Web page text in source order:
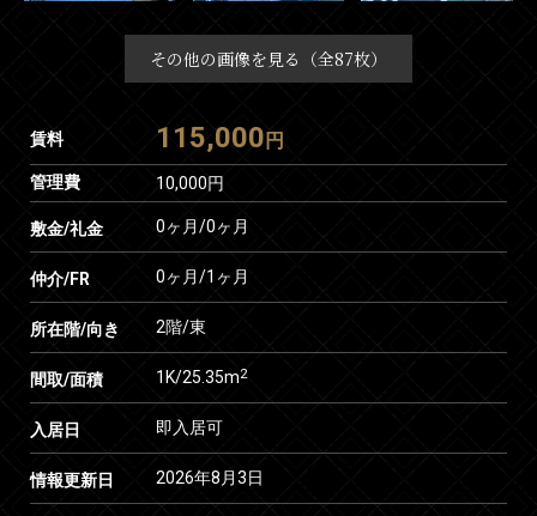
その他の画像を見る（全87枚）
賃料 115,000 円
管理費 10,000円
敷金/礼金 0ヶ月/0ヶ月
仲介/FR 0ヶ月/1ヶ月
所在階/向き 2階/東
間取/面積 1K/25.35m2
入居日 即入居可
情報更新日 2026年8月3日